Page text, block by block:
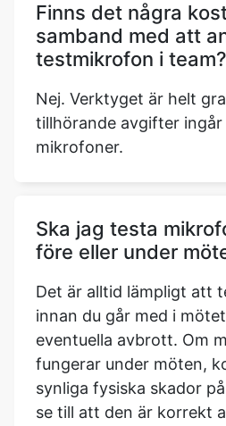
Finns det några
samband med att
testmikrofon i team?
Nej. Verktyget är helt
tillhörande avgifter
mikrofoner.
Ska jag testa
före eller under
Det är alltid lämpligt att
innan du går med i
eventuella avbrott. Om
fungerar under möten,
synliga fysiska skador
se till att den är korrekt